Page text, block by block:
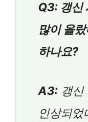
Q3: 갱신
많이 올
하나요?
A3: 갱신
인상되